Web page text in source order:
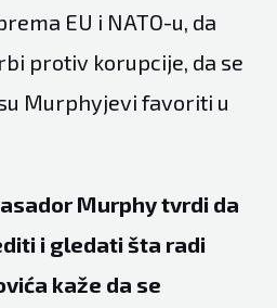
EU i NATO-u, da
protiv korupcije, da se
Murphyjevi favoriti u
Murphy tvrdi da
i gledati šta radi
kaže da se